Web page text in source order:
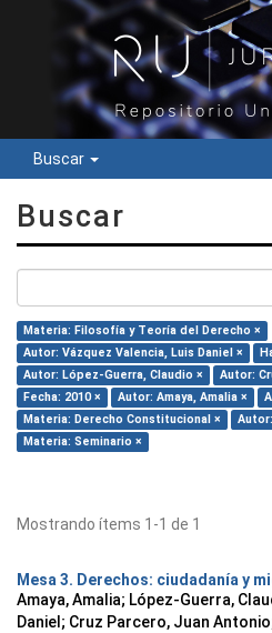
Buscar
Buscar
Materia: Filosofía y Teoría del Derecho ×
Autor: Vázquez Valencia, Luis Daniel ×
Autor: López-Guerra, Claudio ×
Autor:
Fecha: 2010 ×
Autor: Amaya, Amalia ×
Materia: Derecho Constitucional ×
Materia: Seminario ×
Mostrando ítems 1-1 de 1
Mesa 3. Derechos: ciudadanía y
Amaya, Amalia; López-Guerra,
Daniel ; Cruz Parcero, Juan Antonio